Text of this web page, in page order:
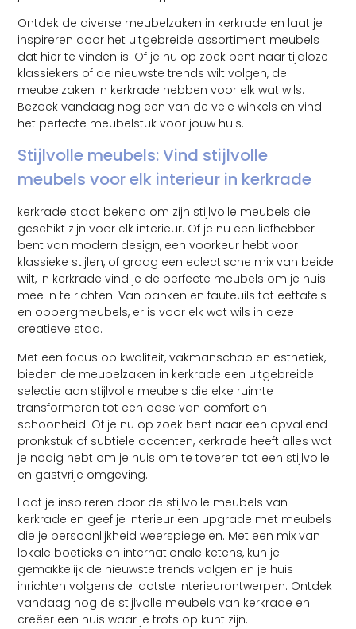
Ontdek de diverse meubelzaken in kerkrade en laat je
inspireren door het uitgebreide assortiment meubels
dat hier te vinden is. Of je nu op zoek bent naar tijdloze
klassiekers of de nieuwste trends wilt volgen, de
meubelzaken in kerkrade hebben voor elk wat wils.
Bezoek vandaag nog een van de vele winkels en vind
het perfecte meubelstuk voor jouw huis.
Stijlvolle meubels: Vind stijlvolle
meubels voor elk interieur in kerkrade
kerkrade staat bekend om zijn stijlvolle meubels die
geschikt zijn voor elk interieur. Of je nu een liefhebber
bent van modern design, een voorkeur hebt voor
klassieke stijlen, of graag een eclectische mix van beide
wilt, in kerkrade vind je de perfecte meubels om je huis
mee in te richten. Van banken en fauteuils tot eettafels
en opbergmeubels, er is voor elk wat wils in deze
creatieve stad.
Met een focus op kwaliteit, vakmanschap en esthetiek,
bieden de meubelzaken in kerkrade een uitgebreide
selectie aan stijlvolle meubels die elke ruimte
transformeren tot een oase van comfort en
schoonheid. Of je nu op zoek bent naar een opvallend
pronkstuk of subtiele accenten, kerkrade heeft alles wat
je nodig hebt om je huis om te toveren tot een stijlvolle
en gastvrije omgeving.
Laat je inspireren door de stijlvolle meubels van
kerkrade en geef je interieur een upgrade met meubels
die je persoonlijkheid weerspiegelen. Met een mix van
lokale boetieks en internationale ketens, kun je
gemakkelijk de nieuwste trends volgen en je huis
inrichten volgens de laatste interieurontwerpen. Ontdek
vandaag nog de stijlvolle meubels van kerkrade en
creëer een huis waar je trots op kunt zijn.